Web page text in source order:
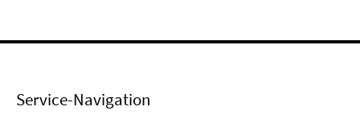
Service-Navigation